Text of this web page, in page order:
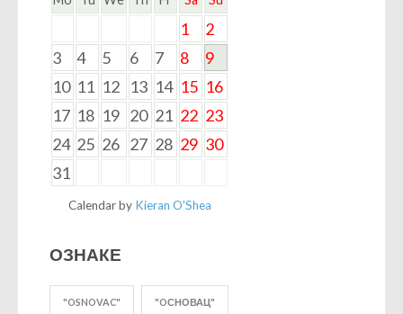
1
2
3
4 5 6 7 8
9
10 11 12 13 14 15 16
17 18 19 20 21 22 23
24 25 26 27 28 29 30
31
Calendar by Kieran O'Shea
ОЗНАКЕ
"OSNOVAC" "OСНОВАЦ"